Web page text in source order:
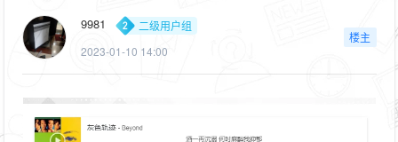
9981
二级用户组
2023-01-10 14:00
楼主